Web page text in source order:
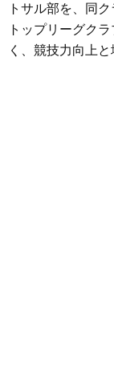
トサル部を、同
トップリーグク
く、競技力向上